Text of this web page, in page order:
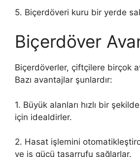
5. Biçerdöveri kuru bir yerde
Biçerdöver
Biçerdöverler, çiftçilere birçok
Bazı avantajlar şunlardır:
1. Büyük alanları hızlı bir
için idealdirler.
2. Hasat işlemini
ve iş gücü tasarrufu sağlarlar.